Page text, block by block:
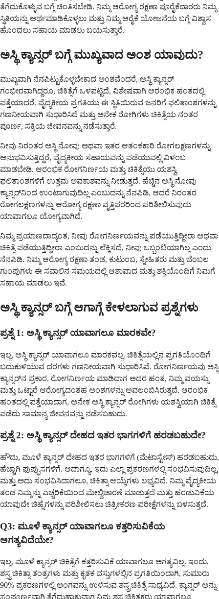
ತೆಗೆದುಕೊಳ್ಳುವ ಬಗ್ಗೆ ಚಿಂತಿಸಬೇಡಿ. ನಿಮ್ಮ ಆರೋಗ್ಯ ರಕ್ಷಣಾ ಪೂರೈಕೆದಾರರು ನಿಮ್ಮ
ಸ್ಥಿತಿಯನ್ನು ಅರ್ಥಮಾಡಿಕೊಳ್ಳಲು ಮತ್ತು ನಿಮ್ಮ ಆರೈಕೆ ಯೋಜನೆಯ ಬಗ್ಗೆ ವಿಶ್ವಾಸ
ಹೊಂದಲು ಸಹಾಯ ಮಾಡಲು ಬಯಸುತ್ತಾರೆ.
ಅಸ್ಥಿ ಕ್ಯಾನ್ಸರ್ ಬಗ್ಗೆ ಮುಖ್ಯವಾದ ಅಂಶ ಯಾವುದು?
ಮುಖ್ಯವಾಗಿ ನೆನಪಿಟ್ಟುಕೊಳ್ಳಬೇಕಾದ ಅಂಶವೆಂದರೆ, ಅಸ್ಥಿ ಕ್ಯಾನ್ಸರ್
ಗಂಭೀರವಾಗಿದ್ದರೂ, ಚಿಕಿತ್ಸೆಗೆ ಒಳಪಟ್ಟಿದೆ, ವಿಶೇಷವಾಗಿ ಆರಂಭಿಕ ಹಂತದಲ್ಲಿ
ಪತ್ತೆಯಾದರೆ. ವೈದ್ಯಕೀಯ ಪ್ರಗತಿಯು ಈ ಸ್ಥಿತಿಯಿರುವ ಜನರಿಗೆ ಫಲಿತಾಂಶಗಳನ್ನು
ಗಣನೀಯವಾಗಿ ಸುಧಾರಿಸಿದೆ ಮತ್ತು ಅನೇಕ ರೋಗಿಗಳು ಚಿಕಿತ್ಸೆಯ ನಂತರ
ಪೂರ್ಣ, ಸಕ್ರಿಯ ಜೀವನವನ್ನು ನಡೆಸುತ್ತಾರೆ.
ನೀವು ನಿರಂತರ ಅಸ್ಥಿ ನೋವು ಅಥವಾ ಇತರ ಆತಂಕಕಾರಿ ರೋಗಲಕ್ಷಣಗಳನ್ನು
ಅನುಭವಿಸುತ್ತಿದ್ದರೆ, ವೈದ್ಯಕೀಯ ಸಹಾಯವನ್ನು ಪಡೆಯುವಲ್ಲಿ ವಿಳಂಬ
ಮಾಡಬೇಡಿ. ಆರಂಭಿಕ ರೋಗನಿರ್ಣಯ ಮತ್ತು ಚಿಕಿತ್ಸೆಯು ಯಶಸ್ವಿ
ಫಲಿತಾಂಶಗಳಿಗೆ ಉತ್ತಮ ಅವಕಾಶವನ್ನು ನೀಡುತ್ತದೆ. ಹೆಚ್ಚಿನ ಅಸ್ಥಿ ನೋವು
ಕ್ಯಾನ್ಸರ್‌ನಿಂದ ಉಂಟಾಗುವುದಿಲ್ಲ ಎಂಬುದನ್ನು ನೆನಪಿಡಿ, ಆದರೆ ನಿರಂತರ
ರೋಗಲಕ್ಷಣಗಳನ್ನು ಆರೋಗ್ಯ ರಕ್ಷಣಾ ವೃತ್ತಿಪರರಿಂದ ಪರಿಶೀಲಿಸುವುದು
ಯಾವಾಗಲೂ ಯೋಗ್ಯವಾಗಿದೆ.
ನಿಮ್ಮ ಪ್ರಯಾಣದಾದ್ಯಂತ, ನೀವು ರೋಗನಿರ್ಣಯವನ್ನು ಪಡೆಯುತ್ತಿದ್ದೀರಾ ಅಥವಾ
ಚಿಕಿತ್ಸೆ ಪಡೆಯುತ್ತಿದ್ದೀರಾ ಎಂಬುದನ್ನು ಲೆಕ್ಕಿಸದೆ, ನೀವು ಒಬ್ಬಂಟಿಯಾಗಿಲ್ಲ ಎಂದು
ನೆನಪಿಡಿ. ನಿಮ್ಮ ಆರೋಗ್ಯ ರಕ್ಷಣಾ ತಂಡ, ಕುಟುಂಬ, ಸ್ನೇಹಿತರು ಮತ್ತು ಬೆಂಬಲ
ಗುಂಪುಗಳು ಈ ಸವಾಲಿನ ಸಮಯದಲ್ಲಿ ಆಶಾವಾದ ಮತ್ತು ಶಕ್ತಿಯೊಂದಿಗೆ ನಿಮಗೆ
ಸಹಾಯ ಮಾಡಲು ಇವೆ.
ಅಸ್ಥಿ ಕ್ಯಾನ್ಸರ್ ಬಗ್ಗೆ ಆಗಾಗ್ಗೆ ಕೇಳಲಾಗುವ ಪ್ರಶ್ನೆಗಳು
ಪ್ರಶ್ನೆ 1: ಅಸ್ಥಿ ಕ್ಯಾನ್ಸರ್ ಯಾವಾಗಲೂ ಮಾರಕವೇ?
ಇಲ್ಲ, ಅಸ್ಥಿ ಕ್ಯಾನ್ಸರ್ ಯಾವಾಗಲೂ ಮಾರಕವಲ್ಲ. ಚಿಕಿತ್ಸೆಯಲ್ಲಿನ ಪ್ರಗತಿಯೊಂದಿಗೆ
ಬದುಕುಳಿಯುವ ದರಗಳು ಗಣನೀಯವಾಗಿ ಸುಧಾರಿಸಿವೆ. ರೋಗನಿರ್ಣಯವು ಅಸ್ಥಿ
ಕ್ಯಾನ್ಸರ್‌ನ ಪ್ರಕಾರ, ರೋಗನಿರ್ಣಯ ಮಾಡಿದಾಗ ಅದರ ಹಂತ, ನಿಮ್ಮ ವಯಸ್ಸು
ಮತ್ತು ಒಟ್ಟಾರೆ ಆರೋಗ್ಯದಂತಹ ಅಂಶಗಳನ್ನು ಅವಲಂಬಿಸಿರುತ್ತದೆ. ಆರಂಭಿಕ
ಹಂತದಲ್ಲಿ ಪತ್ತೆಯಾದಾಗ, ಅನೇಕ ಅಸ್ಥಿ ಕ್ಯಾನ್ಸರ್ ರೋಗಿಗಳು ಯಶಸ್ವಿಯಾಗಿ ಚಿಕಿತ್ಸೆ
ಪಡೆದು ಸಾಮಾನ್ಯ ಜೀವನವನ್ನು ನಡೆಸಬಹುದು.
ಪ್ರಶ್ನೆ 2: ಅಸ್ಥಿ ಕ್ಯಾನ್ಸರ್ ದೇಹದ ಇತರ ಭಾಗಗಳಿಗೆ ಹರಡಬಹುದೇ?
ಹೌದು, ಮೂಳೆ ಕ್ಯಾನ್ಸರ್ ದೇಹದ ಇತರ ಭಾಗಗಳಿಗೆ (ಮೆಟಾಸ್ಟೇಸ್) ಹರಡಬಹುದು,
ಹೆಚ್ಚಾಗಿ ಫುಪ್ಫುಸಗಳಿಗೆ. ಆದಾಗ್ಯೂ, ಇದು ಎಲ್ಲಾ ಪ್ರಕರಣಗಳಲ್ಲಿ ಸಂಭವಿಸುವುದಿಲ್ಲ,
ಮತ್ತು ಅದು ಸಂಭವಿಸಿದಾಗಲೂ, ಚಿಕಿತ್ಸಾ ಆಯ್ಕೆಗಳು ಲಭ್ಯವಿದೆ. ನಿಮ್ಮ ವೈದ್ಯಕೀಯ
ತಂಡ ನಿಮ್ಮನ್ನು ಎಚ್ಚರಿಕೆಯಿಂದ ಮೇಲ್ವಿಚಾರಣೆ ಮಾಡುತ್ತದೆ ಮತ್ತು ಹರಡುವಿಕೆಯ
ಯಾವುದೇ ಚಿಹ್ನೆಗಳನ್ನು ಪರಿಶೀಲಿಸಲು ಚಿತ್ರೀಕರಣ ಪರೀಕ್ಷೆಗಳನ್ನು ಬಳಸುತ್ತದೆ.
Q3: ಮೂಳೆ ಕ್ಯಾನ್ಸರ್ ಯಾವಾಗಲೂ ಕತ್ತರಿಸುವಿಕೆಯ
ಅಗತ್ಯವಿದೆಯೇ?
ಇಲ್ಲ, ಮೂಳೆ ಕ್ಯಾನ್ಸರ್ ಚಿಕಿತ್ಸೆಗೆ ಕತ್ತರಿಸುವಿಕೆ ಯಾವಾಗಲೂ ಅಗತ್ಯವಿಲ್ಲ. ಇಂದು,
ಶಸ್ತ್ರಚಿಕಿತ್ಸಾ ತಂತ್ರಗಳು ಮತ್ತು ಕೃತಕ ವಸ್ತುಗಳಲ್ಲಿನ ಪ್ರಗತಿಯಿಂದಾಗಿ, ಸುಮಾರು
90% ಪ್ರಕರಣಗಳಲ್ಲಿ ಅಂಗವನ್ನು ಉಳಿಸುವ ಶಸ್ತ್ರಚಿಕಿತ್ಸೆ ಸಾಧ್ಯವಿದೆ. ಕ್ಯಾನ್ಸರ್ ಅನ್ನು
ಸಂಪೂರ್ಣವಾಗಿ ತೆಗೆದುಹಾಕುವಾಗ ನಿಮ್ಮ ಶಸ್ತ್ರಚಿಕಿತ್ಸಕರು ಯಾವಾಗಲೂ